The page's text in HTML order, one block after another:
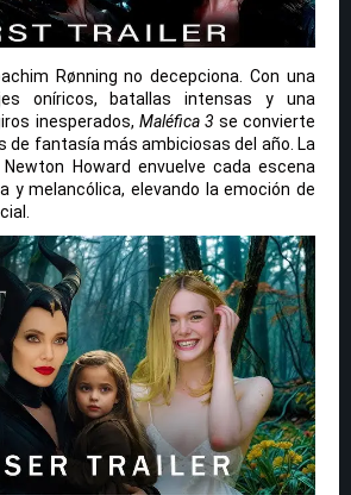
Rønning no decepciona. Con una
oníricos, batallas intensas y una
inesperados, Maléfica 3 se convierte
de fantasía más ambiciosas del año. La
Howard envuelve cada escena
y melancólica, elevando la emoción de